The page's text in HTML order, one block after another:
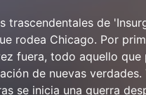
trascendentales de
rodea Chicago. Por
fuera, todo aquello
de nuevas
se inicia una guerra